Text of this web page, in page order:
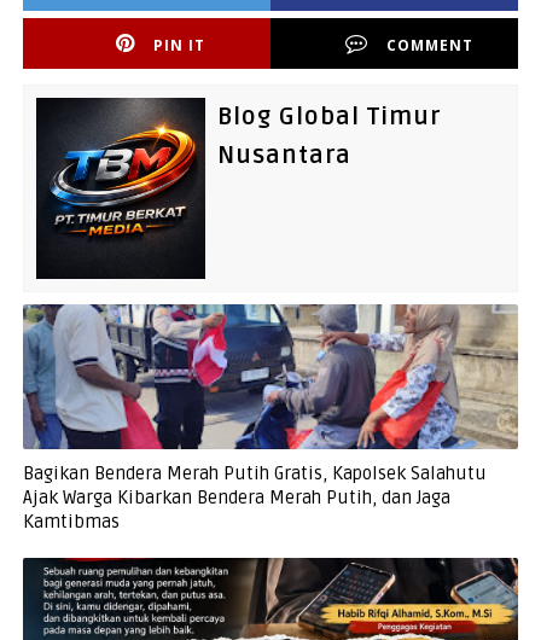
PIN IT COMMENT
Blog Global Timur
Nusantara
Bagikan Bendera Merah Putih Gratis, Kapolsek Salahutu
Ajak Warga Kibarkan Bendera Merah Putih, dan Jaga
Kamtibmas